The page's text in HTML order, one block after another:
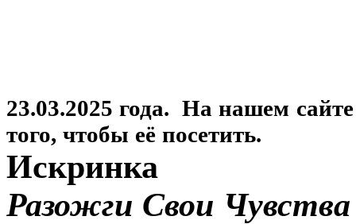
23.03.2025 года. На нашем
того, чтобы её посетить.
Искринка
Разожги Свои Чувства